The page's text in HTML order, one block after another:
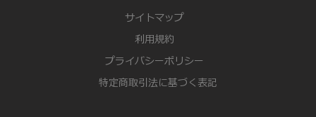
サイトマップ
利用規約
プライバシーポリシー
特定商取引法に基づく表記